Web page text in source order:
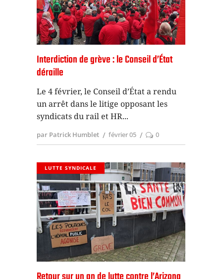
Interdiction de grève : le Conseil d’État
déraille
Le 4 février, le Conseil d’État a rendu
un arrêt dans le litige opposant les
syndicats du rail et HR
par Patrick Humblet février 05 0
LUTTE SYNDICALE